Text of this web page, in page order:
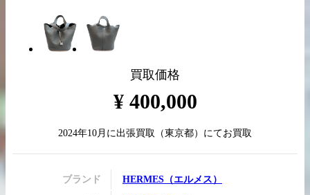
買取実績はこちらから
買取価格
¥ 400,000
2024年10月 に出張買取 （東京都）にてお買取
ブランド HERMES （エルメス ）